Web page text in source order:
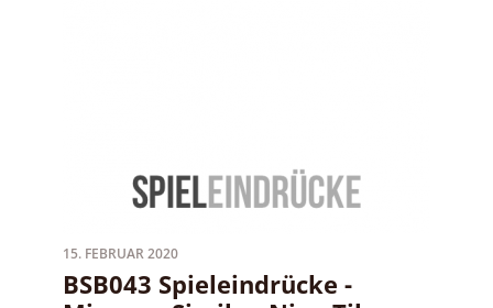
15. FEBRUAR 2020
BSB043 Spieleindrücke -